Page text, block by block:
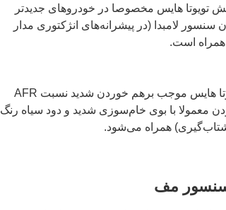
تویوتا هایس مخصوصا در خودروهای جدیدتر
لامبدا (در پیشرانه‌های انژکتوری مدار
است.
خرابی سنسور مپ هواکش تویوتا هایس موجب برهم خوردن شدید نسبت AFR
معمولا با بوی خام‌سوزی شدید و دود سیاه رنگ
شتاب‌گیری) همراه می‌شود.
مف